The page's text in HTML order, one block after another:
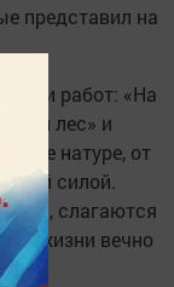
представил на
работ: «На
лес» и
натуре, от
силой.
слагаются
жизни вечно